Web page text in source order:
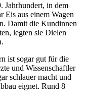
Jahrhundert, in dem
Eis aus einem Wagen
Damit die Kundinnen
legten sie Dielen
ist sogar gut für die
und Wissenschaftler
schlauer macht und
eignet. Rund 8